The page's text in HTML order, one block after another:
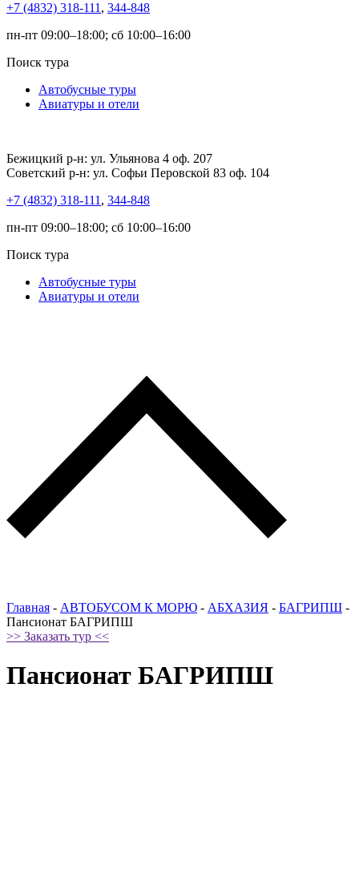
+7 (4832) 318-111 , 344-848
пн-пт 09:00–18:00; сб 10:00–16:00
Поиск тура
Автобусные туры
Авиатуры и отели
Бежицкий р-н: ул. Ульянова 4 оф. 207
Советский р-н: ул. Софьи Перовской 83 оф. 104
+7 (4832) 318-111 , 344-848
пн-пт 09:00–18:00; сб 10:00–16:00
Поиск тура
Автобусные туры
Авиатуры и отели
Главная - АВТОБУСОМ К МОРЮ - АБХАЗИЯ - БАГРИПШ -
Пансионат БАГРИПШ
>> Заказать тур <<
Пансионат БАГРИПШ